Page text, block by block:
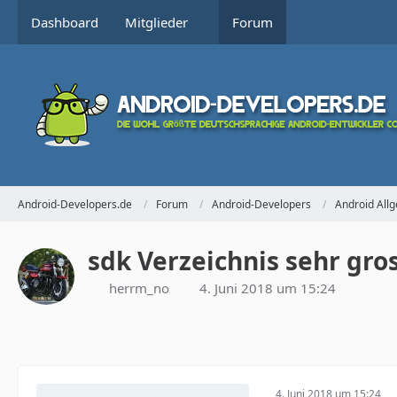
Dashboard Mitglieder Forum
Android-Developers.de Forum Android-Developers Android
sdk Verzeichnis sehr
herrm_no 4. Juni 2018 um 15:24
4. Juni 2018 um 15:24